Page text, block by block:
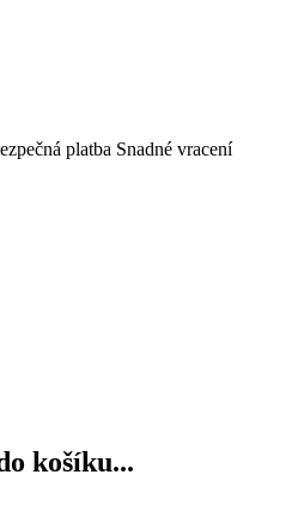
platba Snadné vracení
košíku...